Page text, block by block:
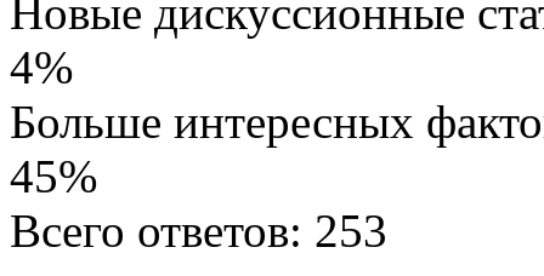
Новые дискуссионные
4%
Больше интересных
45%
Всего ответов: 253